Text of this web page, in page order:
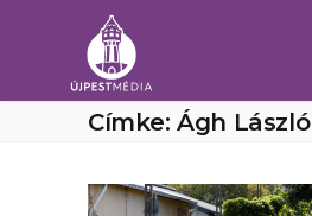
Címke: Ágh László